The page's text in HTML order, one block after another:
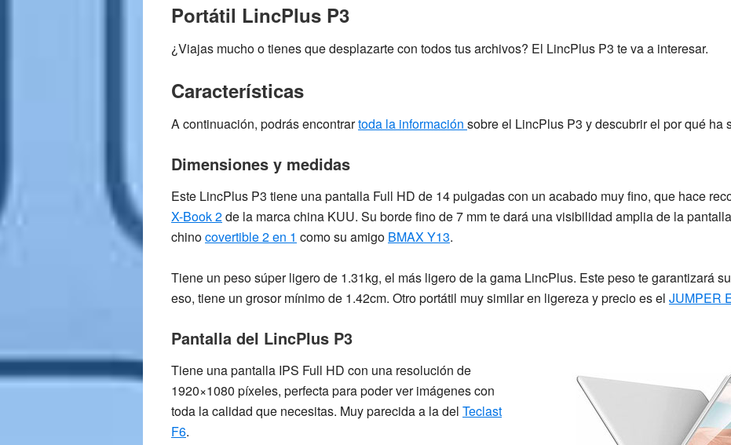
Portátil LincPlus P3
¿Viajas mucho o tienes que desplazarte con todos tus archivos? El LincPlus P3 te va a interesar.
Características
A continuación, podrás encontrartoda la información sobre el LincPlus P3 y descubrir el por qué ha
Dimensiones y medidas
Este LincPlus P3 tiene unapantalla Full HD de 14 pulgadascon un acabado muy fino, que hace
X-Book 2de la marca china KUU. Su borde fino de 7 mmte dará una visibilidad amplia de la
chinocovertible 2 en 1 como su amigo BMAX Y13.
Tiene un peso súper ligero de 1.31kg, el más ligero de la gama LincPlus. Este peso te garantizará
eso, tiene un grosor mínimo de 1.42cm. Otro portátil muy similar en ligereza y precio es el JUMPER
Pantalla del LincPlus P3
Tiene unapantalla IPS Full HD con una resolución de
1920×1080 píxeles, perfecta para poder ver imágenes con
toda la calidad que necesitas. Muy parecida a la del Teclast
F6.